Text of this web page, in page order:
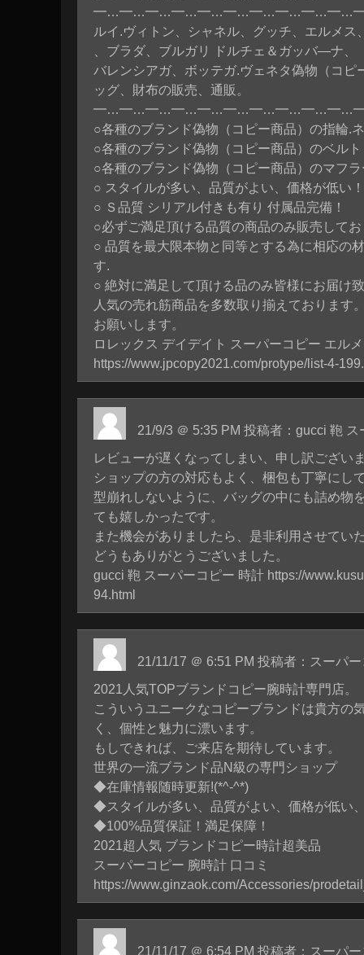
ルイ.ヴィトン、シャネル、グッチ、エルメス
、ブラダ、ブルガリ ドルチェ＆ガッバ―ナ、
バレンシアガ、ボッテガ.ヴェネタ偽物（コピ
ッグ、財布の販売、通販。
○各種のブランド偽物（コピー商品）の指輪.
○各種のブランド偽物（コピー商品）のベルト
○各種のブランド偽物（コピー商品）のマフラ
○ スタイルが多い、品質がよい、価格が低い！
○ Ｓ品質 シリアル付きも有り 付属品完備！
○必ずご満足頂ける品質の商品のみ販売して
○ 品質を最大限本物と同等とする為に相応の
す.
○ 絶対に満足して頂ける品のみ皆様にお届け
人気の売れ筋商品を多数取り揃えております
お願いします。
ロレックス デイデイト スーパーコピー エル
https://www.jpcopy2021.com/protype/list-4-
21/9/3 ＠ 5:35 PM 投稿者：gucci 鞄
レビューが遅くなってしまい、申し訳ござい
ショップの方の対応もよく、梱包も丁寧にし
型崩れしないように、バッグの中にも詰め物
ても嬉しかったです。
また機会がありましたら、是非利用させてい
どうもありがとうございました。
gucci 鞄 スーパーコピー 時計 https://
94.html
21/11/17 ＠ 6:51 PM 投稿者：スーパ
2021人気TOPブランドコピー腕時計専門店。
こういうユニークなコピーブランドは貴方の
く、個性と魅力に漂います。
もしできれば、ご来店を期待しています。
世界の一流ブランド品N級の専門ショップ
◆在庫情報随時更新!(*^-^*)
◆スタイルが多い、品質がよい、価格が低い
◆100%品質保証！満足保障！
2021超人気 ブランドコピー時計超美品
スーパーコピー 腕時計 口コミ
https://www.ginzaok.com/Accessories/
21/11/17 ＠ 6:54 PM 投稿者：スーパ